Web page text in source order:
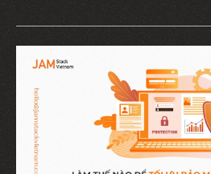
tốt, giúp tăng khả năng cạnh
động kinh doanh hiệu quả hơn.